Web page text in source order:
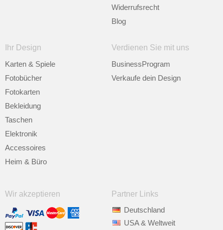
Widerrufsrecht
Blog
Ihr Design
Karten & Spiele
Fotobücher
Fotokarten
Bekleidung
Taschen
Elektronik
Accessoires
Heim & Büro
Verdienen Sie mit uns
BusinessProgram
Verkaufe dein Design
Wir akzeptieren
Partner Links
Deutschland
USA & Weltweit